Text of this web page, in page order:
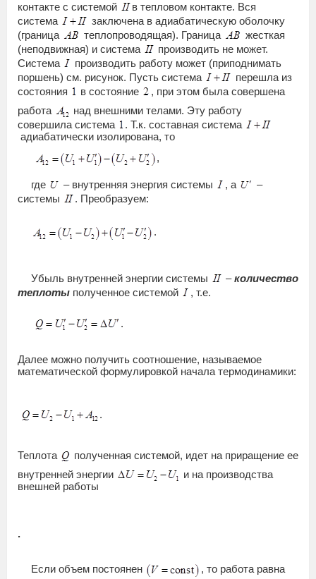
контакте с системой
в тепловом контакте. Вся
система
заключена в адиабатическую оболочку
(граница
теплопроводящая). Граница
жесткая
(неподвижная) и система
производить не может.
Система
производить работу может (приподнимать
поршень) см. рисунок. Пусть система
перешла из
состояния
в состояние
, при этом была совершена
работа
над внешними телами. Эту работу
совершила система
. Т.к. составная система
адиабатически изолирована, то
,
где – внутренняя энергия системы , а
–
системы
. Преобразуем:
.
Убыль внутренней энергии системы –количество
теплоты полученное системой , т.е.
.
Далее можно получить соотношение, называемое
математической формулировкой начала термодинамики:
.
Теплота
полученная системой, идет на приращение ее
внутренней энергии
и на производства
внешней работы
.
Если объем постоянен
, то работа равна